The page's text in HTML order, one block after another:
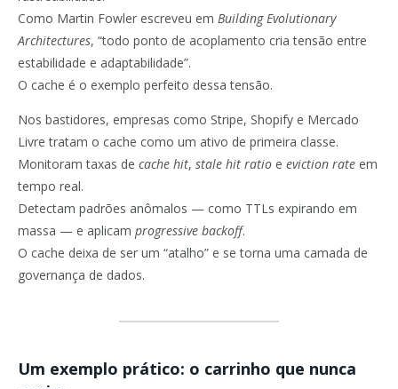
Como Martin Fowler escreveu em Building Evolutionary
Architectures, “todo ponto de acoplamento cria tensão entre
estabilidade e adaptabilidade”.
O cache é o exemplo perfeito dessa tensão.
Nos bastidores, empresas como Stripe, Shopify e Mercado
Livre tratam o cache como um ativo de primeira classe.
Monitoram taxas de cache hit, stale hit ratio e eviction rate em
tempo real.
Detectam padrões anômalos — como TTLs expirando em
massa — e aplicam progressive backoff.
O cache deixa de ser um “atalho” e se torna uma camada de
governança de dados.
Um exemplo prático: o carrinho que nunca